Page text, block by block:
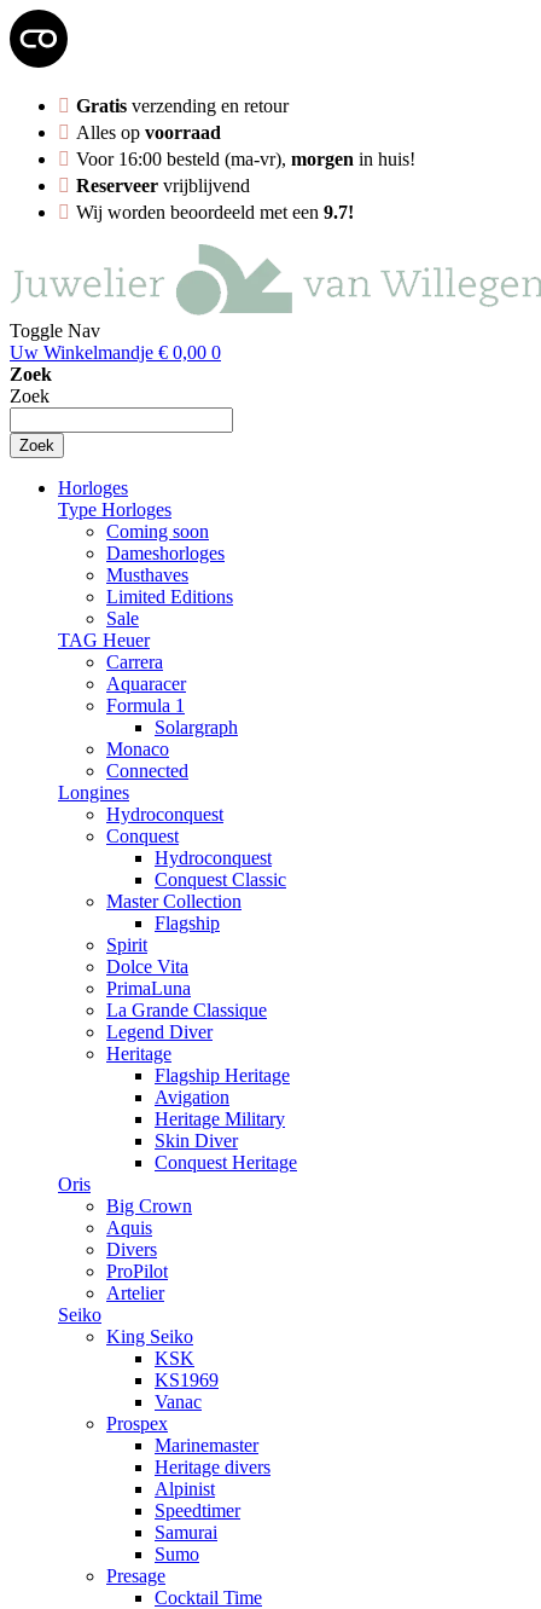
Gratis verzending en retour
Alles op voorraad
Voor 16:00 besteld (ma-vr), morgen in huis!
Reserveer vrijblijvend
Wij worden beoordeeld met een 9.7!
Toggle Nav
Uw Winkelmandje € 0,00 0
Zoek
Zoek
Zoek
Horloges
Type Horloges
Coming soon
Dameshorloges
Musthaves
Limited Editions
Sale
TAG Heuer
Carrera
Aquaracer
Formula 1
Solargraph
Monaco
Connected
Longines
Hydroconquest
Conquest
Hydroconquest
Conquest Classic
Master Collection
Flagship
Spirit
Dolce Vita
PrimaLuna
La Grande Classique
Legend Diver
Heritage
Flagship Heritage
Avigation
Heritage Military
Skin Diver
Conquest Heritage
Oris
Big Crown
Aquis
Divers
ProPilot
Artelier
Seiko
King Seiko
KSK
KS1969
Vanac
Prospex
Marinemaster
Heritage divers
Alpinist
Speedtimer
Samurai
Sumo
Presage
Cocktail Time